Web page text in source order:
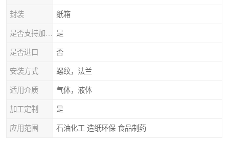
封装 纸箱
是
是否进口 否
安装方式 螺纹，法兰
适用介质 气体，液体
加工定制 是
应用范围 石油化工 造纸环保 食品制药